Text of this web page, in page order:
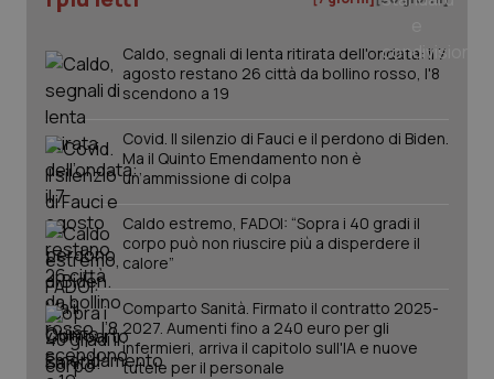
Caldo, segnali di lenta ritirata dell'ondata: il 7
agosto restano 26 città da bollino rosso, l'8
scendono a 19
Covid. Il silenzio di Fauci e il perdono di Biden.
Ma il Quinto Emendamento non è
un’ammissione di colpa
Caldo estremo, FADOI: “Sopra i 40 gradi il
corpo può non riuscire più a disperdere il
calore”
Comparto Sanità. Firmato il contratto 2025-
2027. Aumenti fino a 240 euro per gli
infermieri, arriva il capitolo sull'IA e nuove
tutele per il personale
PHPSESSID
PHP.net
www.quotidianosanita.it